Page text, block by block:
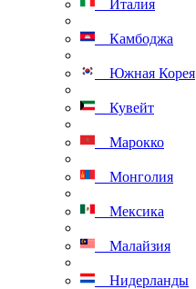
Италия
Камбоджа
Южная Корея
Кувейт
Марокко
Монголия
Мексика
Малайзия
Нидерланды